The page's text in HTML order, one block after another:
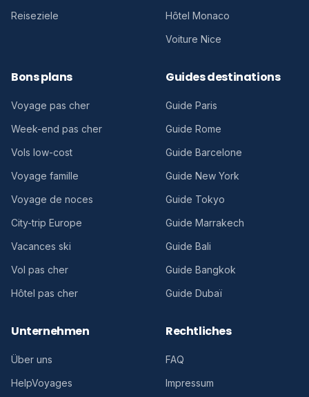
Reiseziele
Hôtel Monaco
Voiture Nice
Bons plans
Voyage pas cher
Week-end pas cher
Vols low-cost
Voyage famille
Voyage de noces
City-trip Europe
Vacances ski
Vol pas cher
Hôtel pas cher
Guides destinations
Guide Paris
Guide Rome
Guide Barcelone
Guide New York
Guide Tokyo
Guide Marrakech
Guide Bali
Guide Bangkok
Guide Dubaï
Unternehmen
Über uns
HelpVoyages
Rechtliches
FAQ
Impressum